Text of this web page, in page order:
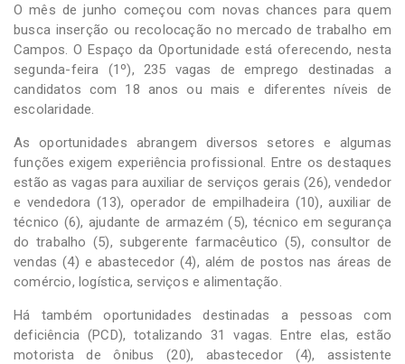
O mês de junho começou com novas chances para quem
busca inserção ou recolocação no mercado de trabalho em
Campos. O Espaço da Oportunidade está oferecendo, nesta
segunda-feira (1º), 235 vagas de emprego destinadas a
candidatos com 18 anos ou mais e diferentes níveis de
escolaridade.
As oportunidades abrangem diversos setores e algumas
funções exigem experiência profissional. Entre os destaques
estão as vagas para auxiliar de serviços gerais (26), vendedor
e vendedora (13), operador de empilhadeira (10), auxiliar de
técnico (6), ajudante de armazém (5), técnico em segurança
do trabalho (5), subgerente farmacêutico (5), consultor de
vendas (4) e abastecedor (4), além de postos nas áreas de
comércio, logística, serviços e alimentação.
Há também oportunidades destinadas a pessoas com
deficiência (PCD), totalizando 31 vagas. Entre elas, estão
motorista de ônibus (20), abastecedor (4), assistente